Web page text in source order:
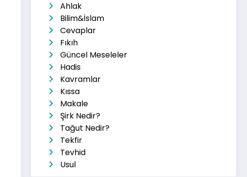
Ahlak
Bilim&İslam
Cevaplar
Fıkıh
Güncel Meseleler
Hadis
Kavramlar
Kıssa
Makale
Şirk Nedir?
Tağut Nedir?
Tekfir
Tevhid
Usul